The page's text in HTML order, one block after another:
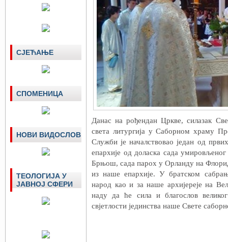
Данас на рођендан Цркве, силазак
света литургија у Саборном храму
Служби је началствовао један од
епархије од доласка сада
Брњош, сада парох у Орланду на
из наше епархије. У братском
народ као и за наше архијереје на
наду да ће сила и благослов
свјетлости јединства наше Свете
СЈЕЋАЊЕ
СПОМЕНИЦА
НОВИ ВИДОСЛОВ
ТЕОЛОГИЈА У
ЈАВНОЈ СФЕРИ